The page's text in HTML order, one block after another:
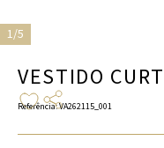
1/5
VESTIDO
Referência:VA262115_001